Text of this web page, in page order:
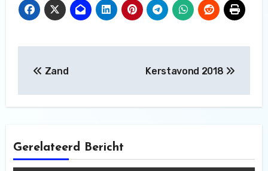
Zand Kerstavond 2018
Gerelateerd Bericht